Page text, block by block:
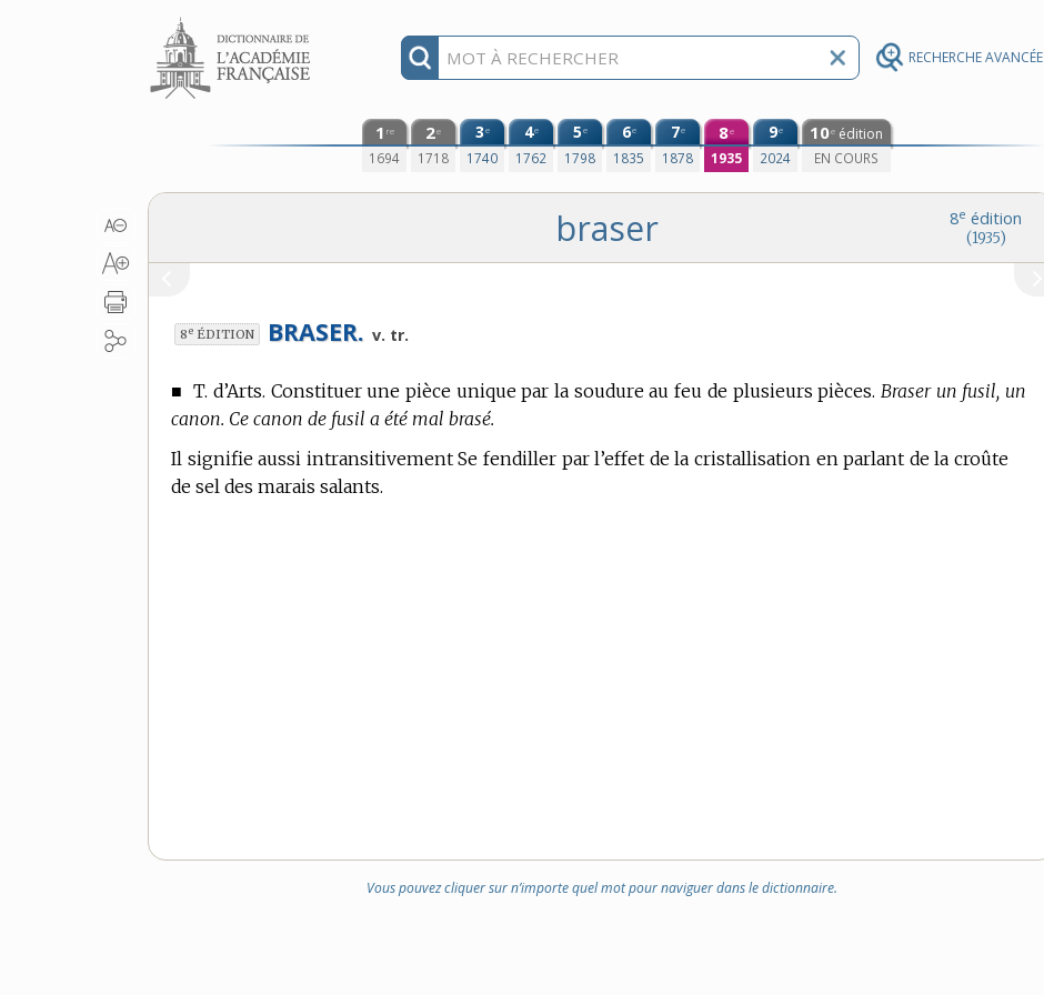
RECHERCHE AVANCÉE
Aller au contenu
1 re
1694
2e
1718
3e
1740
4e
1762
5e
1798
6e
1835
7e
1878
8e
1935
9e
2024
10e édition
EN COURS
8e édition
(1935)
braser
8e ÉDITION BRASER. v. tr.
■T. d’Arts. Constituer une pièce unique par la soudure au feu de plusieurs pièces. Braser un fusil, un
canon. Ce canon de fusil a été mal brasé.
Il signifie aussi intransitivement Se fendiller par l’effet de la cristallisation en parlant de la croûte
de sel des marais salants.
Vous pouvez cliquer sur n’importe quel mot pour naviguer dans le dictionnaire.